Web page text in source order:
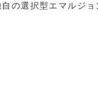
の選択型エマルジ